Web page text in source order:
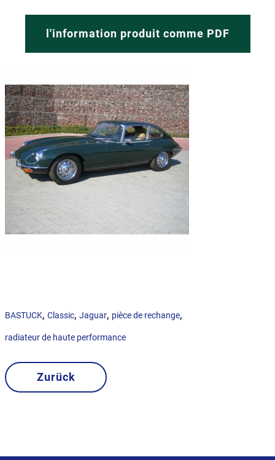
l'information produit comme PDF
BASTUCK, Classic, Jaguar, pièce de rechange,
radiateur de haute performance
Zurück